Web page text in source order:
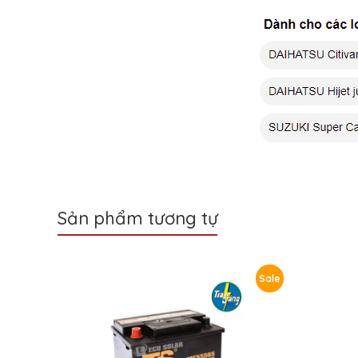
Sản phẩm tương tự
Sale